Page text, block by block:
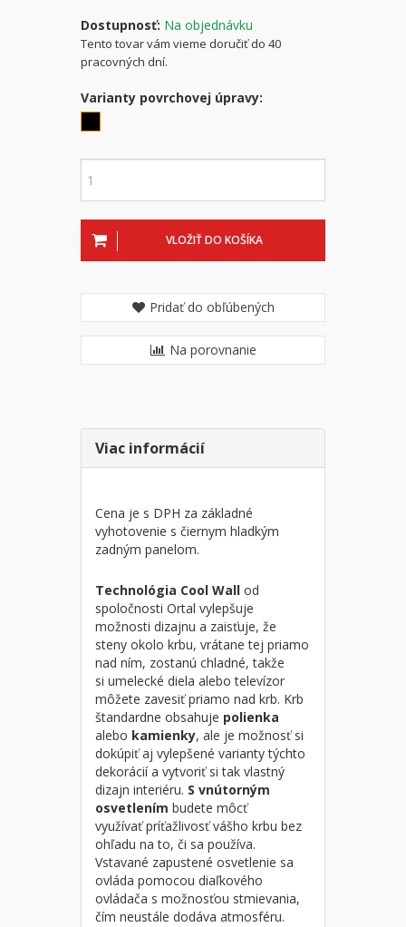
Dostupnosť: Na objednávku
Tento tovar vám vieme doručiť do 40
pracovných dní.
Varianty povrchovej úpravy:
VLOŽIŤ DO KOŠÍKA
Pridať do obľúbených
Na porovnanie
Viac informácií
Cena je s DPH za základné
vyhotovenie s čiernym hladkým
zadným panelom.
Technológia Cool Wall od
spoločnosti Ortal vylepšuje
možnosti dizajnu a zaisťuje, že
steny okolo krbu, vrátane tej priamo
nad ním, zostanú chladné, takže
si umelecké diela alebo televízor
môžete zavesiť priamo nad krb. Krb
štandardne obsahuje polienka
alebo kamienky, ale je možnosť si
dokúpiť aj vylepšené varianty týchto
dekorácií a vytvoriť si tak vlastný
dizajn interiéru. S vnútorným
osvetlením budete môcť
využívať príťažlivosť vášho krbu bez
ohľadu na to, či sa používa.
Vstavané zapustené osvetlenie sa
ovláda pomocou diaľkového
ovládača s možnosťou stmievania,
čím neustále dodáva atmosféru.